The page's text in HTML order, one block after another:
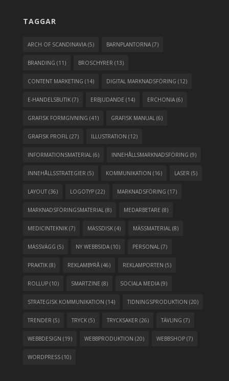
TAGGAR
ARCH OF SCANDINAVIA (5) BARNPLANTORNA (7)
BRANDING (11) BROSCHYRER (13)
CONTENT MARKETING (14) DIGITAL MARKNADSFÖRING (12)
E-HANDELSBUTIK (7) ERBJUDANDE (14) ERCHONIA (6)
GRAFISK FORMGIVNING (41) GRAFISK MANUAL (6)
GRAFISK PROFIL (27) ILLUSTRATION (12)
INFORMATIONSMATERIAL (6) INNEHÅLLSMARKNADSFÖRING (9)
INNEHÅLLSSTRATEGIER (5) KOMMUNIKATION (16) LASER (5)
LAYOUT (36) LOGOTYP (22) MARKNADSFÖRING (17)
MARKNADSFÖRINGSMATERIAL (8) MEDARBETARE (8)
MEDICINTEKNIK (7) MÄSSDISK (4) MÄSSMATERIAL (8)
MÄSSVÄGG (5) NY WEBBSIDA (10) PERSONAL (7)
PRAKTIK (8) REKLAMBYRÅ (46) REKLAMPORTEN (5)
ROLLUP (10) SMARTZINE (8) SOCIALA MEDIA (9)
STRATEGISK KOMMUNIKATION (14) TIDNINGSPRODUKTION (20)
TRENDER (5) TRYCK (5) TRYCKSAKER (26) TÄVLING (7)
WEBBDESIGN (19) WEBBPRODUKTION (20) WEBBSHOP (7)
WORDPRESS (10)